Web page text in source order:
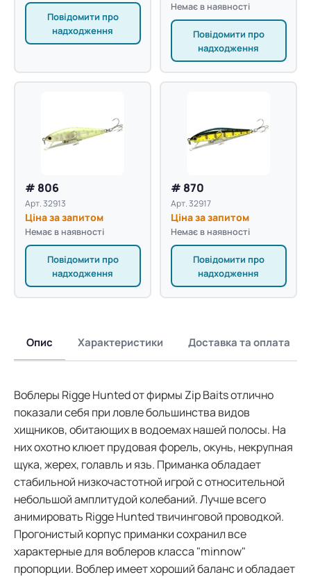
Повідомити про
надходження
Немає в наявності
Повідомити про
надходження
# 806
Арт. 32913
Ціна за запитом
Немає в наявності
Повідомити про
надходження
# 870
Арт. 32917
Ціна за запитом
Немає в наявності
Повідомити про
надходження
Опис Характеристики Доставка та оплата
Воблеры Rigge Hunted от фирмы Zip Baits отлично
показали себя при ловле большинства видов
хищников, обитающих в водоемах нашей полосы. На
них охотно клюет прудовая форель, окунь, некрупная
щука, жерех, голавль и язь. Приманка обладает
стабильной низкочастотной игрой с относительной
небольшой амплитудой колебаний. Лучше всего
анимировать Rigge Hunted твичинговой проводкой.
Прогонистый корпус приманки сохранил все
характерные для воблеров класса "minnow"
пропорции. Воблер имеет хороший баланс и обладает